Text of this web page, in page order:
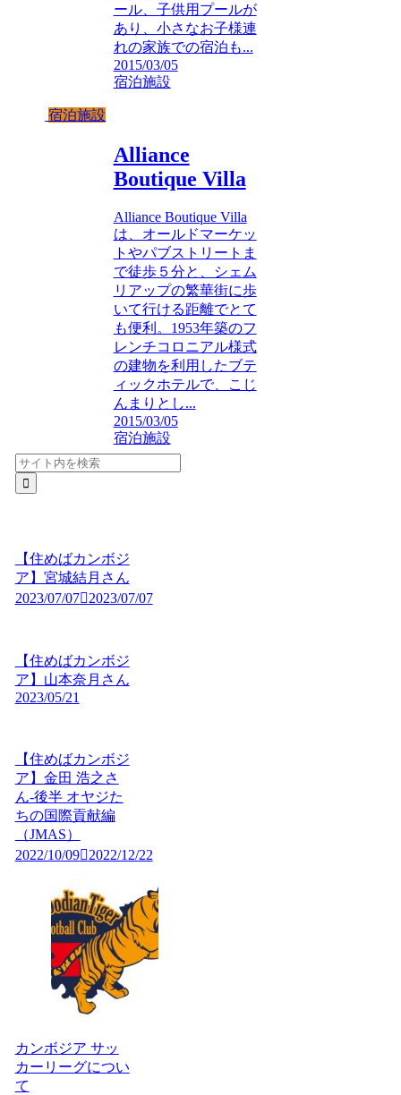
ール、子供用プールが
あり、小さなお子様連
れの家族での宿泊も...
2015/03/05
宿泊施設
宿泊施設
Alliance
Boutique Villa
Alliance Boutique Villa
は、オールドマーケッ
トやパブストリートま
で徒歩５分と、シェム
リアップの繁華街に歩
いて行ける距離でとて
も便利。1953年築のフ
レンチコロニアル様式
の建物を利用したブテ
ィックホテルで、こじ
んまりとし...
2015/03/05
宿泊施設
【住めばカンボジ
ア】宮城結月さん
2023/07/07
2023/07/07
【住めばカンボジ
ア】山本奈月さん
2023/05/21
【住めばカンボジ
ア】金田 浩之さ
ん-後半 オヤジた
ちの国際貢献編
（JMAS）
2022/10/09
2022/12/22
カンボジア サッ
カーリーグについ
て